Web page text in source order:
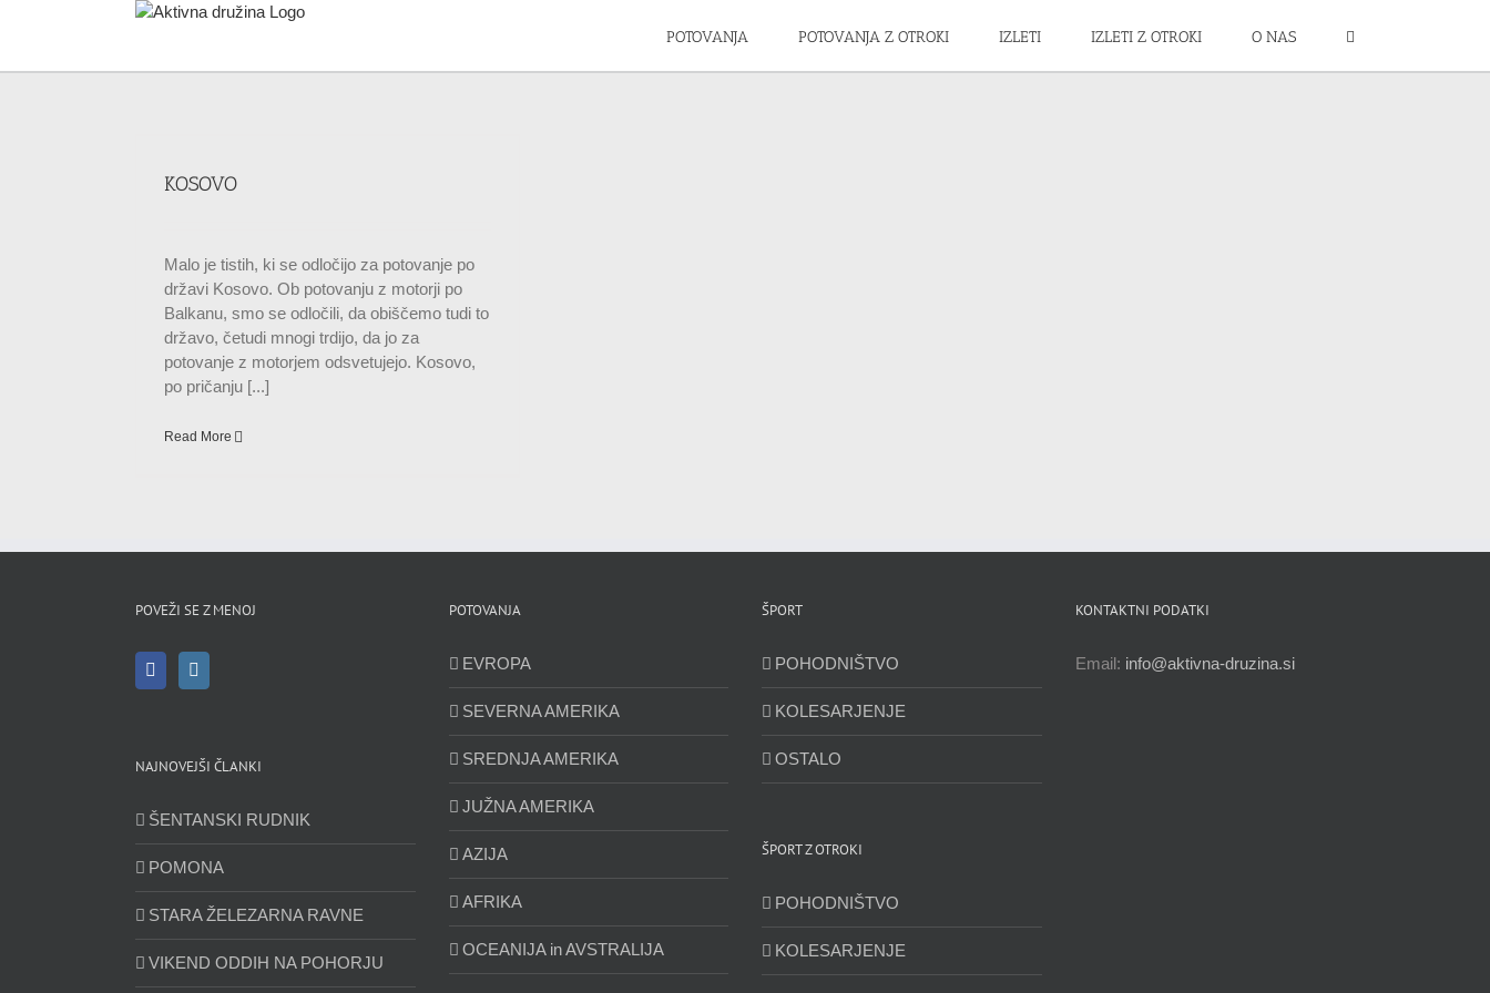
POTOVANJA POTOVANJA Z OTROKI IZLETI IZLETI Z OTROKI O NAS
KOSOVO
Malo je tistih, ki se odločijo za potovanje po
državi Kosovo. Ob potovanju z motorji po
Balkanu, smo se odločili, da obiščemo tudi to
državo, četudi mnogi trdijo, da jo za
potovanje z motorjem odsvetujejo. Kosovo,
po pričanju [...]
Read More
POVEŽI SE Z MENOJ
NAJNOVEJŠI ČLANKI
ŠENTANSKI RUDNIK
POMONA
STARA ŽELEZARNA RAVNE
VIKEND ODDIH NA POHORJU
POTOVANJA
EVROPA
SEVERNA AMERIKA
SREDNJA AMERIKA
JUŽNA AMERIKA
AZIJA
AFRIKA
OCEANIJA in AVSTRALIJA
ŠPORT
POHODNIŠTVO
KOLESARJENJE
OSTALO
ŠPORT Z OTROKI
POHODNIŠTVO
KOLESARJENJE
KONTAKTNI PODATKI
Email: info@aktivna-druzina.si